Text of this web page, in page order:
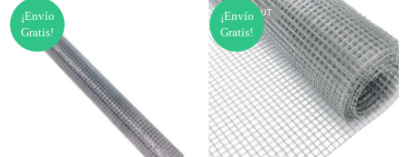
¡Envío
Gratis!
¡Envío
Gratis!
SOLD OUT